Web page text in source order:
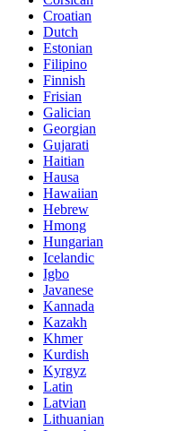
Croatian
Dutch
Estonian
Filipino
Finnish
Frisian
Galician
Georgian
Gujarati
Haitian
Hausa
Hawaiian
Hebrew
Hmong
Hungarian
Icelandic
Igbo
Javanese
Kannada
Kazakh
Khmer
Kurdish
Kyrgyz
Latin
Latvian
Lithuanian